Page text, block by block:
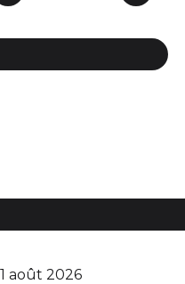
1 août 2026